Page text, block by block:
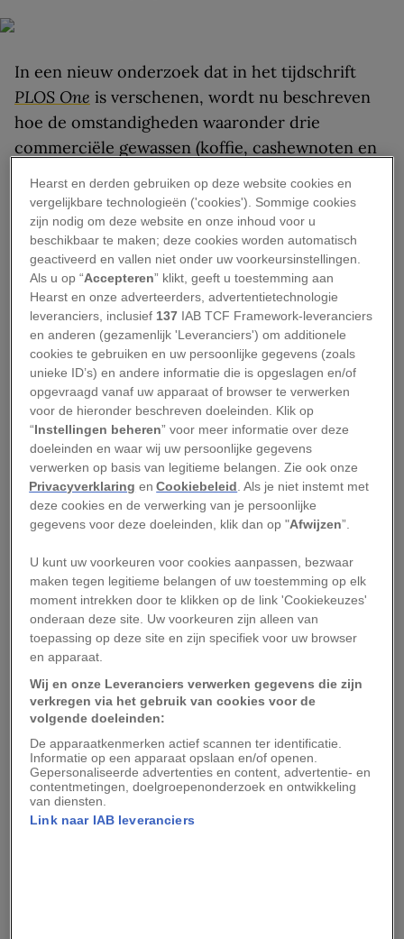
In een nieuw onderzoek dat in het tijdschrift
PLOS One is verschenen, wordt nu beschreven
hoe de omstandigheden waaronder drie
commerciële gewassen (koffie, cashewnoten en
dertig jaar zullen veranderen en hoe deze
veranderingen een complex landschap van
winnaars en verliezers zullen opleveren.
Lees ook: Hou je van koffie of vind je het
verschrikkelijk? Dat zit in je genen!
Van de drie onderzochte landbouwsectoren zal
de koffieteelt het zwaarst door de opwarming
van de aarde worden getroffen: het
onderzoeksmodel geeft aan dat het aantal regio’s
waar dit gewas kan worden verbouwd tegen het
jaar 2050 duidelijk zal zijn afgenomen. Maar in
het geval van cashewnoten en avocado’s is het
beeld gecompliceerder. Bepaalde regio’s zouden
te maken krijgen met een achteruitgang van de
groeiomstandigheden voor deze en andere
tropische gewassen, terwijl andere regio’s –
zoals het zuiden van de VS – juist beter geschikt
voor de verbouw ervan zouden worden.
Het nieuwe onderzoek bouwt voort op eerdere
studies waarin de negatieve uitwerking van de
klimaatverandering op de teelt van koffiebonen
is onderzocht. De auteurs van het nieuwe
onderzoek komen met meer bewijzen voor de te
verwachten achteruitgang in de koffieteelt,
Hearst en derden gebruiken op deze website cookies en
vergelijkbare technologieën ('cookies'). Sommige cookies
zijn nodig om deze website en onze inhoud voor u
beschikbaar te maken; deze cookies worden automatisch
geactiveerd en vallen niet onder uw voorkeursinstellingen.
Als u op “Accepteren” klikt, geeft u toestemming aan
Hearst en onze adverteerders, advertentietechnologie
leveranciers, inclusief 137 IAB TCF Framework-leveranciers
en anderen (gezamenlijk 'Leveranciers') om additionele
cookies te gebruiken en uw persoonlijke gegevens (zoals
unieke ID’s) en andere informatie die is opgeslagen en/of
opgevraagd vanaf uw apparaat of browser te verwerken
voor de hieronder beschreven doeleinden. Klik op
“Instellingen beheren” voor meer informatie over deze
doeleinden en waar wij uw persoonlijke gegevens
verwerken op basis van legitieme belangen. Zie ook onze
Privacyverklaring enCookiebeleid . Als je niet instemt met
deze cookies en de verwerking van je persoonlijke
gegevens voor deze doeleinden, klik dan op "Afwijzen”.
U kunt uw voorkeuren voor cookies aanpassen, bezwaar
maken tegen legitieme belangen of uw toestemming op elk
moment intrekken door te klikken op de link 'Cookiekeuzes'
onderaan deze site. Uw voorkeuren zijn alleen van
toepassing op deze site en zijn specifiek voor uw browser
en apparaat.
Wij en onze Leveranciers verwerken gegevens die zijn
verkregen via het gebruik van cookies voor de
volgende doeleinden:
De apparaatkenmerken actief scannen ter identificatie.
Informatie op een apparaat opslaan en/of openen.
Gepersonaliseerde advertenties en content, advertentie- en
contentmetingen, doelgroepenonderzoek en ontwikkeling
van diensten.
Link naar IAB leveranciers